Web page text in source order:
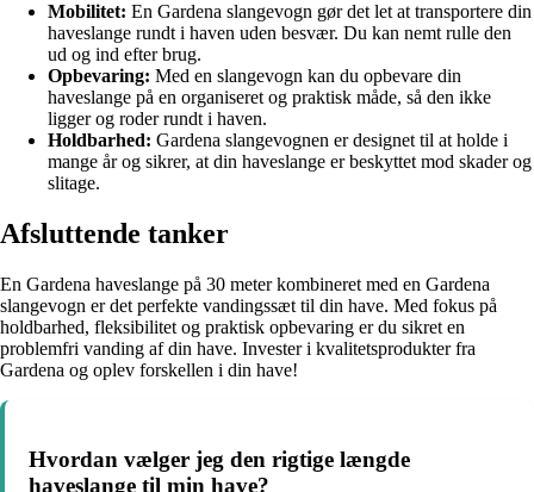
Mobilitet: En Gardena slangevogn gør det let at transportere din
haveslange rundt i haven uden besvær. Du kan nemt rulle den
ud og ind efter brug.
Opbevaring: Med en slangevogn kan du opbevare din
haveslange på en organiseret og praktisk måde, så den ikke
ligger og roder rundt i haven.
Holdbarhed: Gardena slangevognen er designet til at holde i
mange år og sikrer, at din haveslange er beskyttet mod skader og
slitage.
Afsluttende tanker
En Gardena haveslange på 30 meter kombineret med en Gardena
slangevogn er det perfekte vandingssæt til din have. Med fokus på
holdbarhed, fleksibilitet og praktisk opbevaring er du sikret en
problemfri vanding af din have. Invester i kvalitetsprodukter fra
Gardena og oplev forskellen i din have!
Hvordan vælger jeg den rigtige længde
haveslange til min have?